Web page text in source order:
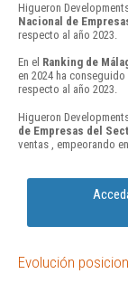
Higueron
Nacional de
respecto al año 2023.
En el Ranking de
en 2024 ha
respecto al año 2023.
Higueron
de Empresas del
ventas , empeorando
Evolución